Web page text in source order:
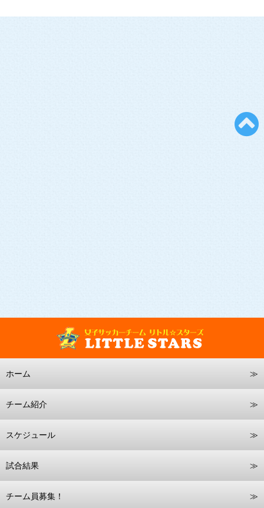
ホーム
チーム紹介
スケジュール
試合結果
チーム員募集！